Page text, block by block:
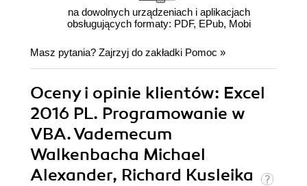
na dowolnych urządzeniach i aplikacjach
obsługujących formaty: PDF, EPub, Mobi
Masz pytania? Zajrzyj do zakładki Pomoc »
Oceny i opinie klientów: Excel
2016 PL. Programowanie w
VBA. Vademecum
Walkenbacha Michael
Alexander, Richard Kusleika